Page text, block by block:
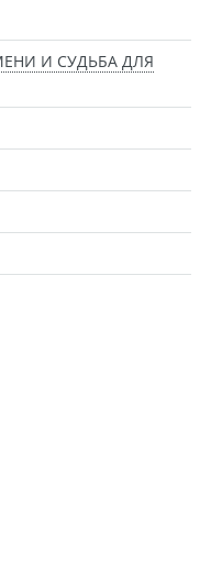
И СУДЬБА ДЛЯ